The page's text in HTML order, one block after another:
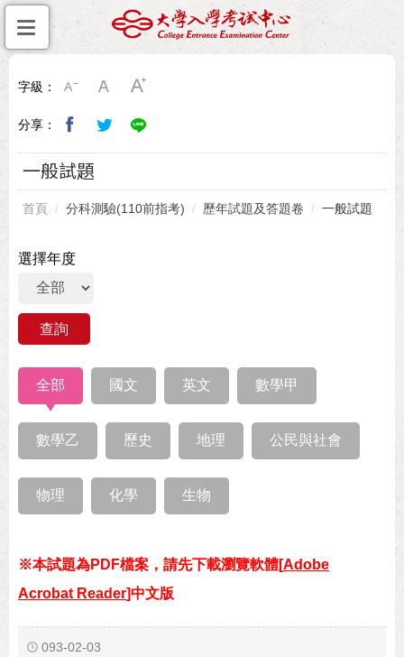
字級：
分享：
一般試題
首頁 分科測驗(110前指考) 歷年試題及答題卷 一般試題
選擇年度
全部 國文 英文 數學甲
數學乙 歷史 地理 公民與社會
物理 化學 生物
※本試題為PDF檔案，請先下載瀏覽軟體[Adobe
Acrobat Reader]中文版
093-02-03